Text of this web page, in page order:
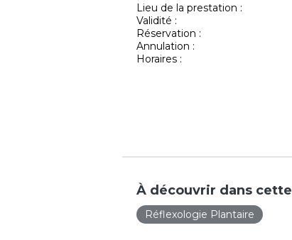
Lieu de la prestation :
Validité :
Réservation :
Annulation :
Horaires :
À découvrir dans
Réflexologie Plantaire